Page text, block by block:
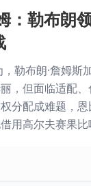
：勒布朗
，勒布朗·詹姆斯
，但面临适配
分配成难题，
用高尔夫赛果